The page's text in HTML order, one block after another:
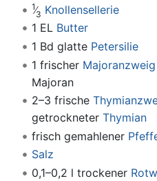
1
3 Knollensellerie
1 EL Butter
1 Bd glatte Petersilie
1 frischer Majoranzweig
Majoran
2–3 frische
getrockneter Thymian
frisch gemahlener
Salz
0,1–0,2 l trockener